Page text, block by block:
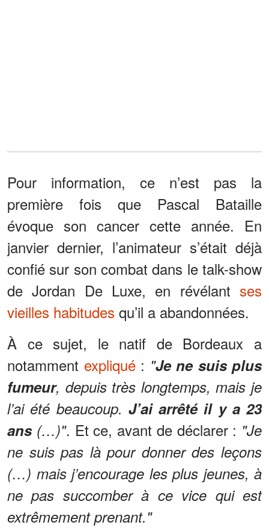
Pour information, ce n’est pas la
première fois que Pascal Bataille
évoque son cancer cette année. En
janvier dernier, l’animateur s’était déjà
confié sur son combat dans le talk-show
de Jordan De Luxe, en révélant ses
vieilles habitudes qu’il a abandonnées.
À ce sujet, le natif de Bordeaux a
notamment expliqué: "Je ne suis plus
fumeur, depuis très longtemps, mais je
l’ai été beaucoup. J’ai arrêté il y a 23
ans(…)". Et ce, avant de déclarer : "Je
ne suis pas là pour donner des leçons
(…) mais j’encourage les plus jeunes, à
ne pas succomber à ce vice qui est
extrêmement prenant."